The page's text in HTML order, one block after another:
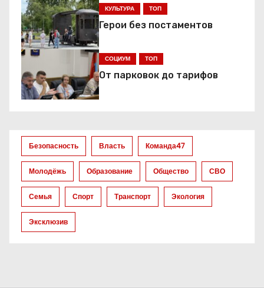
ц
и
я
п
з
а
п
и
с
КУЛЬТУРА ТОП
Герои без постаментов
СОЦИУМ ТОП
От парковок до тарифов
Безопасность Власть Команда47
Молодёжь Образование Общество СВО
Семья Спорт Транспорт Экология
Эксклюзив